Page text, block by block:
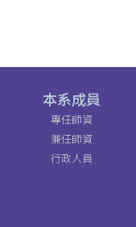
本系成員
專任師資
兼任師資
行政人員